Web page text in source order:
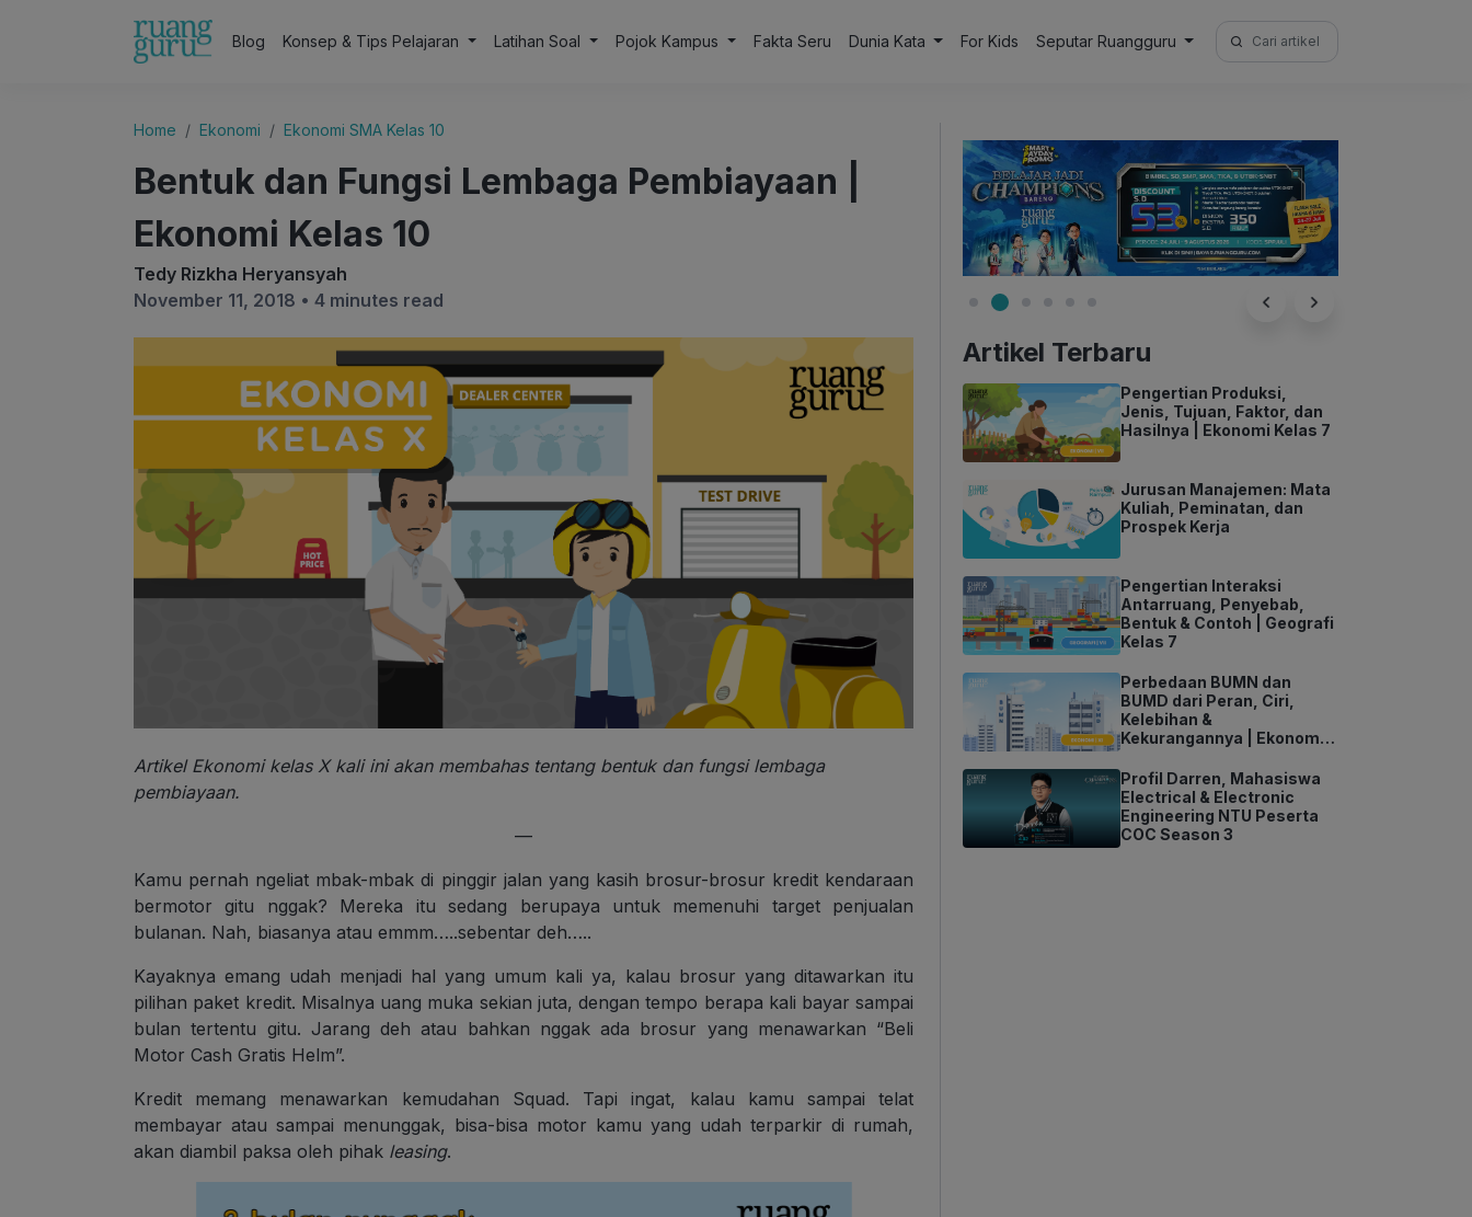
Blog Konsep & Tips Pelajaran Latihan Soal Pojok Kampus Fakta Seru Dunia Kata For Kids Seputar Ruangguru
Search
for:
Home Ekonomi Ekonomi SMA Kelas 10
Bentuk dan Fungsi Lembaga Pembiayaan |
Ekonomi Kelas 10
Tedy Rizkha Heryansyah
November 11, 2018 • 4 minutes read
Artikel Ekonomi kelas X kali ini akan membahas tentang bentuk dan fungsi lembaga
pembiayaan.
—
Kamu pernah ngeliat mbak-mbak di pinggir jalan yang kasih brosur-brosur kredit kendaraan
bermotor gitu nggak? Mereka itu sedang berupaya untuk memenuhi target penjualan
bulanan. Nah, biasanya atau emmm…..sebentar deh…..
Kayaknya emang udah menjadi hal yang umum kali ya, kalau brosur yang ditawarkan itu
pilihan paket kredit. Misalnya uang muka sekian juta, dengan tempo berapa kali bayar sampai
bulan tertentu gitu. Jarang deh atau bahkan nggak ada brosur yang menawarkan “Beli
Motor Cash Gratis Helm”.
Kredit memang menawarkan kemudahan Squad. Tapi ingat, kalau kamu sampai telat
membayar atau sampai menunggak, bisa-bisa motor kamu yang udah terparkir di rumah,
akan diambil paksa oleh pihak leasing.
Artikel Terbaru
Pengertian Produksi,
Jenis, Tujuan, Faktor, dan
Hasilnya | Ekonomi Kelas 7
Jurusan Manajemen: Mata
Kuliah, Peminatan, dan
Prospek Kerja
Pengertian Interaksi
Antarruang, Penyebab,
Bentuk & Contoh | Geografi
Kelas 7
Perbedaan BUMN dan
BUMD dari Peran, Ciri,
Kelebihan &
Kekurangannya | Ekonomi
Profil Darren, Mahasiswa
Electrical & Electronic
Engineering NTU Peserta
COC Season 3